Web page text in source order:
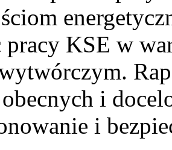
pracy KSE w
obecnych i
i